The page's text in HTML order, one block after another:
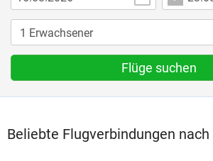
Flüge suchen
Beliebte Flugverbindungen